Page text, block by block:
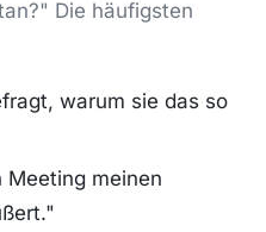
Die häufigsten
warum sie das so
Meeting meinen